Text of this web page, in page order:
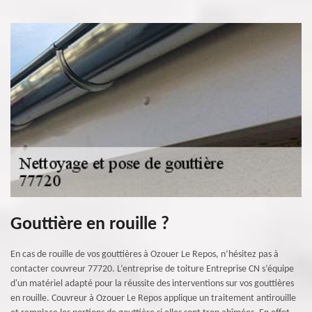
Gouttière en rouille ?
En cas de rouille de vos gouttières à Ozouer Le Repos, n’hésitez pas à
contacter couvreur 77720. L’entreprise de toiture Entreprise CN s’équipe
d'un matériel adapté pour la réussite des interventions sur vos gouttières
en rouille. Couvreur à Ozouer Le Repos applique un traitement antirouille